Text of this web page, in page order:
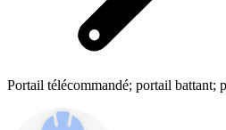
Portail télécommandé; portail battant;